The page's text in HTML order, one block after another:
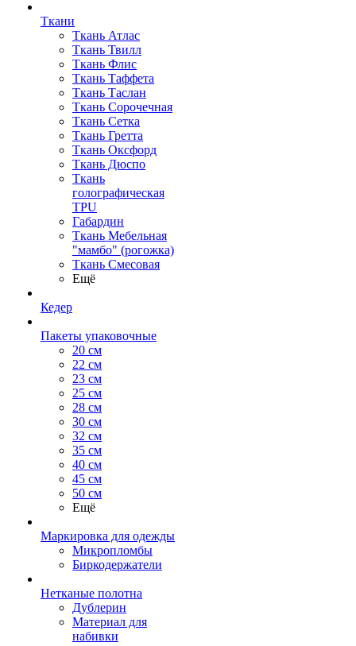
Ткани
Ткань Атлас
Ткань Твилл
Ткань Флис
Ткань Таффета
Ткань Таслан
Ткань Сорочечная
Ткань Сетка
Ткань Гретта
Ткань Оксфорд
Ткань Дюспо
Ткань
голографическая
TPU
Габардин
Ткань Мебельная
"мамбо" (рогожка)
Ткань Смесовая
Ещё
Кедер
Пакеты упаковочные
20 см
22 см
23 см
25 см
28 см
30 см
32 см
35 см
40 см
45 см
50 см
Ещё
Маркировка для одежды
Микропломбы
Биркодержатели
Нетканые полотна
Дублерин
Материал для
набивки